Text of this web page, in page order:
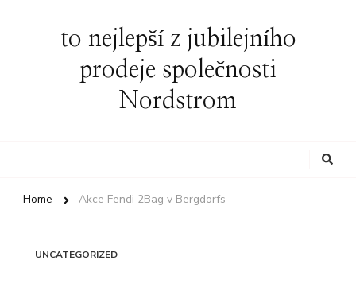
to nejlepší z jubilejního
prodeje společnosti
Nordstrom
Home Akce Fendi 2Bag v Bergdorfs
UNCATEGORIZED